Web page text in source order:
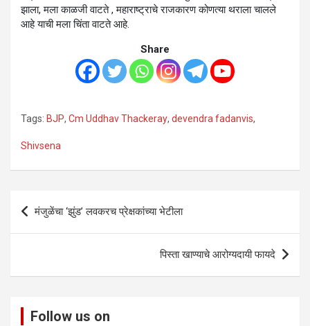
झाला, मला काळजी वाटते , महाराष्ट्राचे राजकारण कोणत्या थराला चालले
आहे याची मला चिंता वाटते आहे.
Share
Tags: BJP, Cm Uddhav Thackeray, devendra fadanvis,
Shivsena
Post
navigation
मंजुळेंचा ‘झुंड’ लवकरच प्रेक्षकांच्या भेटीला
पिस्ता खाण्याचे आरोग्यदायी फायदे
Follow us on